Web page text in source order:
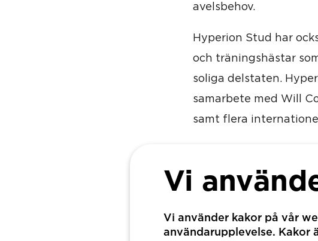
avelsbehov.
Hyperion Stud har
och träningshästar
soliga delstaten.
samarbete med Will
samt flera
samarbetet med två
Lundholm.
Och, som en ständigt
Vi
Vi använder kakor på vår
användarupplevelse. Kakor